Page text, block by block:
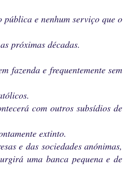
e nenhum serviço que o
próximas décadas.
fazenda e frequentemente sem
com outros subsídios de
extinto.
e das sociedades anónimas,
uma banca pequena e de